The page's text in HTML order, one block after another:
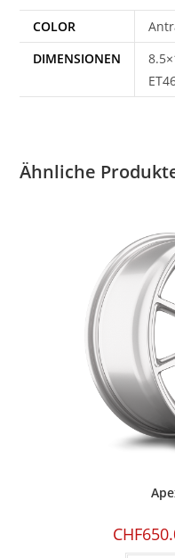
COLOR
DIMENSIONEN
Ähnliche
CHF